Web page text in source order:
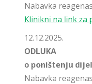
Nabavka
Klinikni na link za
12.12.2025.
ODLUKA
o poništenju
Nabavka